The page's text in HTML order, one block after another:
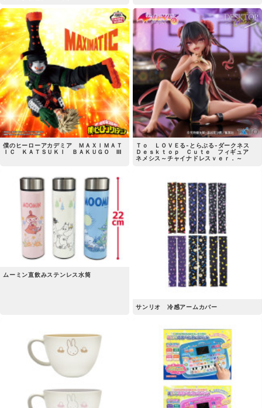
僕のヒーローアカデミア ＭＡＸＩＭＡＴ
ＩＣ ＫＡＴＳＵＫＩ ＢＡＫＵＧＯ Ⅲ
Ｔｏ ＬＯＶＥる-とらぶる-ダークネス
Ｄｅｓｋｔｏｐ Ｃｕｔｅ フィギュア
ネメシス～チャイナドレスｖｅｒ．～
ムーミン直飲みステンレス水筒
サンリオ 冷感アームカバー